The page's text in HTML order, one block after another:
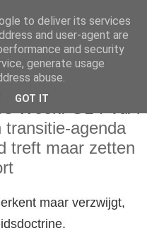
Week: GL-PvdA
transitie-agenda
treft maar zetten
maar verzwijgt,
to deliver its services
and user-agent are
and security
generate usage
abuse.
GOT IT